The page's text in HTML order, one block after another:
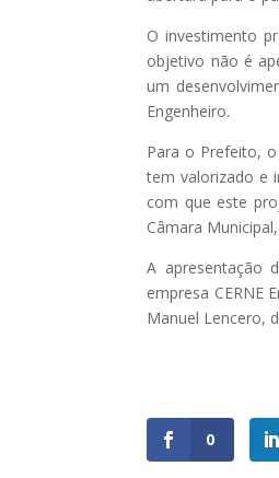
O investimento
objetivo não é
um
Engenheiro.
Para o Prefeito,
tem valorizado e
com que este
Câmara
A apresentação
empresa CERNE
Manuel Lencero,
0